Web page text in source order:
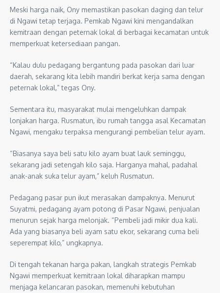
Meski harga naik, Ony memastikan pasokan daging dan telur
di Ngawi tetap terjaga. Pemkab Ngawi kini mengandalkan
kemitraan dengan peternak lokal di berbagai kecamatan untuk
memperkuat ketersediaan pangan.
“Kalau dulu pedagang bergantung pada pasokan dari luar
daerah, sekarang kita lebih mandiri berkat kerja sama dengan
peternak lokal,” tegas Ony.
Sementara itu, masyarakat mulai mengeluhkan dampak
lonjakan harga. Rusmatun, ibu rumah tangga asal Kecamatan
Ngawi, mengaku terpaksa mengurangi pembelian telur ayam.
“Biasanya saya beli satu kilo ayam buat lauk seminggu,
sekarang jadi setengah kilo saja. Harganya mahal, padahal
anak-anak suka telur ayam,” keluh Rusmatun.
Pedagang pasar pun ikut merasakan dampaknya. Menurut
Suyatmi, pedagang ayam potong di Pasar Ngawi, penjualan
menurun sejak harga melonjak. “Pembeli jadi mikir dua kali.
Ada yang biasanya beli ayam satu ekor, sekarang cuma beli
seperempat kilo,” ungkapnya.
Di tengah tekanan harga pakan, langkah strategis Pemkab
Ngawi memperkuat kemitraan lokal diharapkan mampu
menjaga kelancaran pasokan, memenuhi kebutuhan